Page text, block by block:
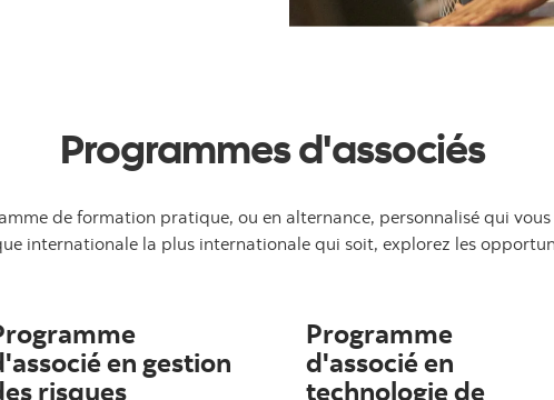
Programmes d'associés
de formation pratique, ou en alternance, personnalisé qui
internationale la plus internationale qui soit, explorez les
en gestion
risques
Programme
d'associé en
technologie de